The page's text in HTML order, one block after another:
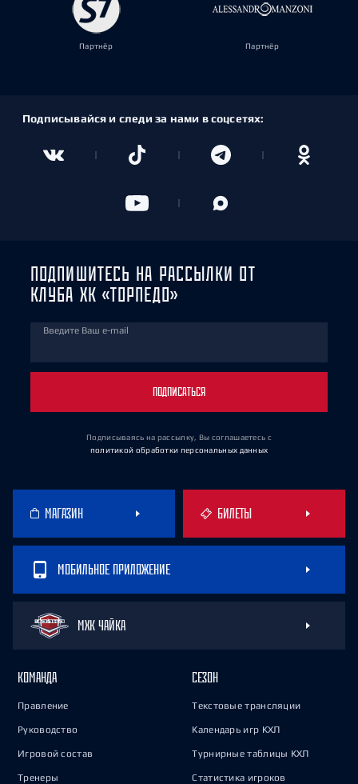
Партнёр Партнёр
Подписывайся и следи за нами в соцсетях:
ПОДПИШИТЕСЬ НА РАССЫЛКИ ОТ
КЛУБА ХК «ТОРПЕДО»
Введите Ваш e-mail
ПОДПИСАТЬСЯ
Подписываясь на рассылку, Вы соглашаетесь с
политикой обработки персональных данных
МАГАЗИН БИЛЕТЫ
МОБИЛЬНОЕ ПРИЛОЖЕНИЕ
МХК ЧАЙКА
КОМАНДА
Правление
Руководство
Игровой состав
Тренеры
СЕЗОН
Текстовые трансляции
Календарь игр КХЛ
Турнирные таблицы КХЛ
Статистика игроков